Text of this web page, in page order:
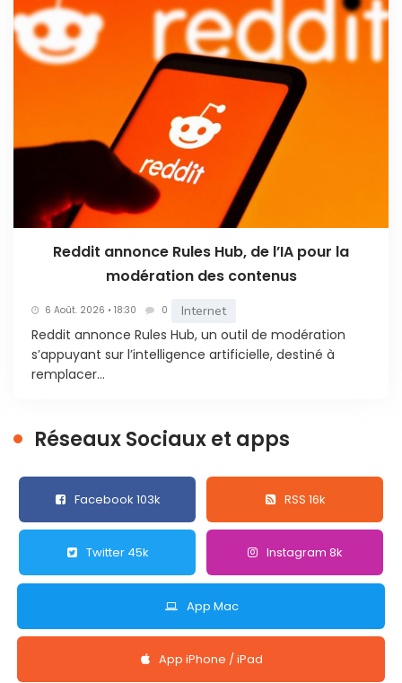
Reddit annonce Rules Hub, de l’IA pour la
modération des contenus
6 Août. 2026 • 18:30 0 Internet
Reddit annonce Rules Hub, un outil de modération
s’appuyant sur l’intelligence artificielle, destiné à
remplacer...
Réseaux Sociaux et apps
Facebook 103k RSS 16k
Twitter 45k Instagram 8k
App Mac
App iPhone / iPad